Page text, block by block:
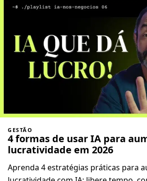
GESTÃO
4 formas de usar IA para
lucratividade em 2026
Aprenda 4 estratégias práticas para